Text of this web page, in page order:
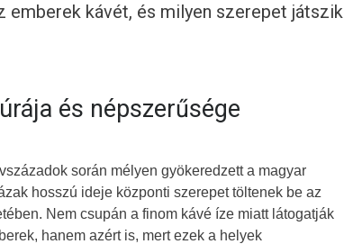
emberek kávét, és milyen szerepet játszik
és népszerűsége
során mélyen gyökeredzett a magyar
hosszú ideje központi szerepet töltenek be az
Nem csupán a finom kávé íze miatt látogatják
hanem azért is, mert ezek a helyek